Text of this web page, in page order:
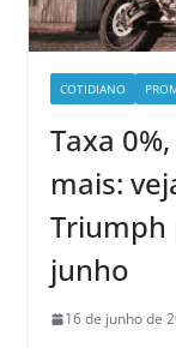
COTIDIANO
Taxa
mais:
Triumph
junho
16 de junho de